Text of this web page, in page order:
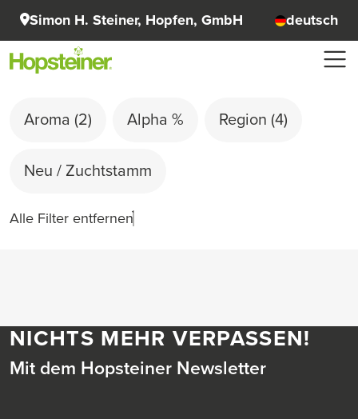
Simon H. Steiner, Hopfen, GmbH deutsch
Aroma (2) Alpha % Region (4)
Neu / Zuchtstamm
Alle Filter entfernen
NICHTS MEHR VERPASSEN!
Mit dem Hopsteiner Newsletter